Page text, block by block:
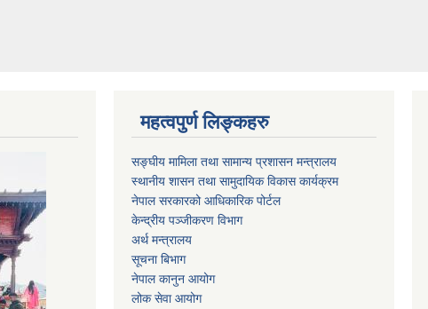
महत्वपुर्ण लिङ्कहरु
सङ्घीय मामिला तथा सामान्य प्रशासन मन्त्रालय
स्थानीय शासन तथा सामुदायिक विकास कार्यक्रम
नेपाल सरकारको आधिकारिक पोर्टल
केन्द्रीय पञ्जीकरण विभाग
अर्थ मन्त्रालय
सूचना बिभाग
नेपाल कानुन आयोग
लोक सेवा आयोग